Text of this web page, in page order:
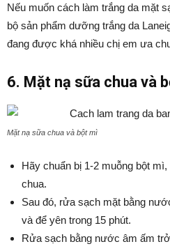
Nếu muốn cách làm trắng da mặt
bộ sản phẩm dưỡng trắng da
đang được khá nhiều chị em ưa
6. Mặt nạ sữa chua và
Mặt nạ sữa chua và bột mì
Hãy chuẩn bị 1-2 muỗng bột
chua.
Sau đó, rửa sạch mặt bằng
và để yên trong 15 phút.
Rửa sạch bằng nước âm ấm